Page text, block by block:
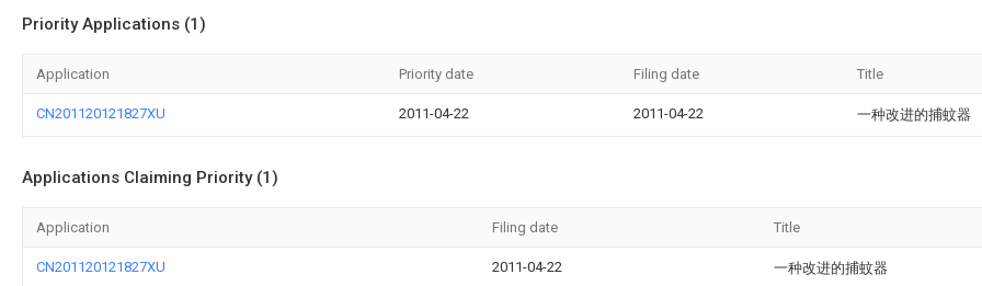
Priority Applications (1)
Application Priority date Filing date Title
CN201120121827XU 2011-04-22 2011-04-22 一种改进的捕蚊器
Applications Claiming Priority (1)
Application Filing date Title
CN201120121827XU 2011-04-22 一种改进的捕蚊器